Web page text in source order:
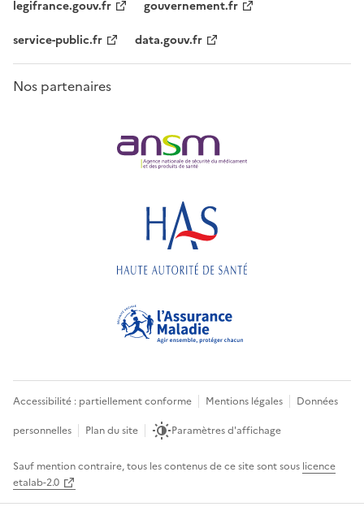
legifrance.gouv.fr
gouvernement.fr
service-public.fr
data.gouv.fr
Nos partenaires
Accessibilité : partiellement conforme Mentions légales
Données
personnelles
Plan du site Paramètres d'affichage
Sauf mention contraire, tous les contenus de ce site sont sous licence
etalab-2.0